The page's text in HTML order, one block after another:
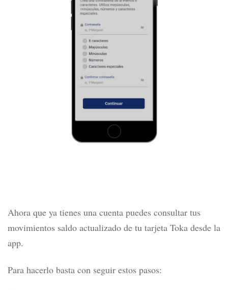
Ahora que ya tienes una cuenta puedes consultar tus
movimientos saldo actualizado de tu tarjeta Toka desde la
app.
Para hacerlo basta con seguir estos pasos: